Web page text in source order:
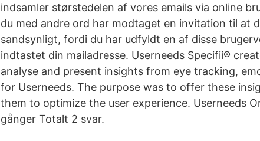
indsamler størstedelen af vores emails via online
du med andre ord har modtaget en invitation til at
sandsynligt, fordi du har udfyldt en af disse
indtastet din mailadresse. Userneeds Specifii®
analyse and present insights from eye tracking,
for Userneeds. The purpose was to offer these
them to optimize the user experience. Userneeds
gånger Totalt 2 svar.